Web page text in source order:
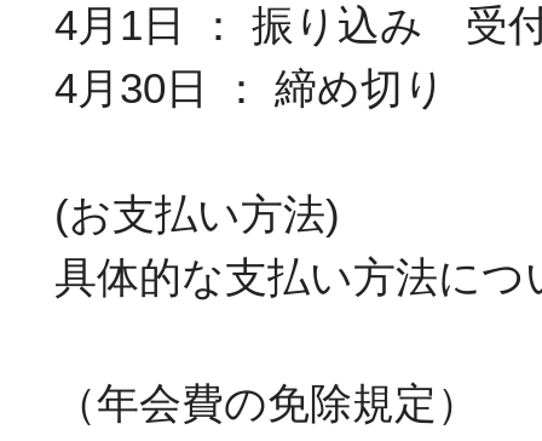
4月1日 ： 振り込み 受
4月30日 ： 締め切り
(お支払い方法)
具体的な支払い方法につ
（年会費の免除規定）